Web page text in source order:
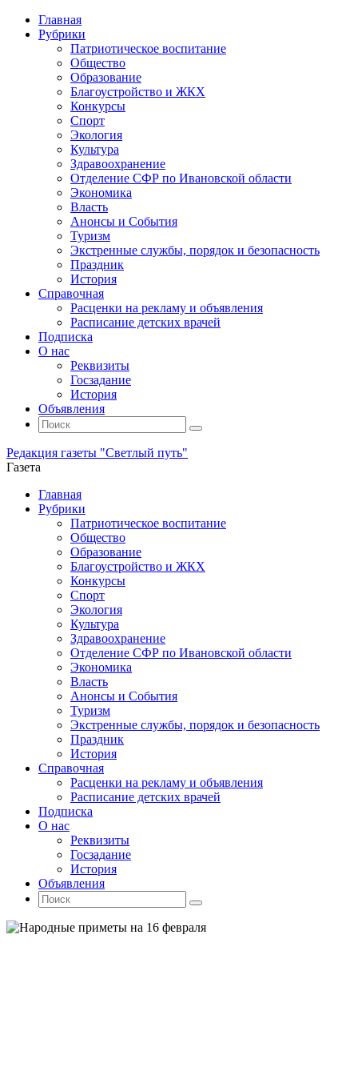
Главная
Рубрики
Патриотическое воспитание
Общество
Образование
Благоустройство и ЖКХ
Конкурсы
Спорт
Экология
Культура
Здравоохранение
Отделение СФР по Ивановской области
Экономика
Власть
Анонсы и События
Туризм
Экстренные службы, порядок и безопасность
Праздник
История
Справочная
Расценки на рекламу и объявления
Расписание детских врачей
Подписка
О нас
Реквизиты
Госзадание
История
Объявления
Поиск
Искать:
Поиск
Редакция газеты "Светлый путь"
Газета
Промотать
содержимому
Главная
Рубрики
Патриотическое воспитание
Общество
Образование
Благоустройство и ЖКХ
Конкурсы
Спорт
Экология
Культура
Здравоохранение
Отделение СФР по Ивановской области
Экономика
Власть
Анонсы и События
Туризм
Экстренные службы, порядок и безопасность
Праздник
История
Справочная
Расценки на рекламу и объявления
Расписание детских врачей
Подписка
О нас
Реквизиты
Госзадание
История
Объявления
Поиск
Искать:
Поиск